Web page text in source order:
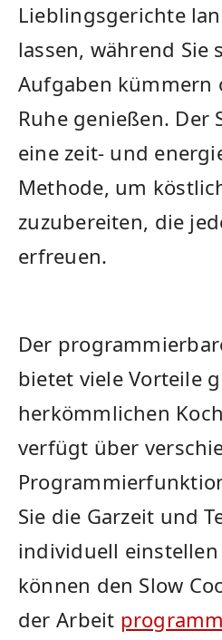
‍Lieblingsgerichte
lassen, während Sie
Aufgaben kümmern
Ruhe genießen. Der
eine ‌zeit- und
Methode, ⁣um
⁣zuzubereiten,⁤ die
⁢erfreuen.
Der
bietet ⁣viele Vorteile
herkömmlichen
verfügt über
Sie die Garzeit‌ und
individuell einstellen
können den Slow
der⁢ Arbeit